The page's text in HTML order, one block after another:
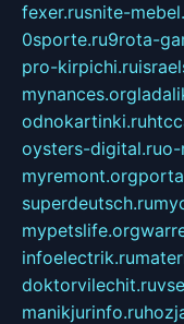
fexer.rusnite-
0sporte.ru9rota-
pro-kirpichi.ru
mynances.org
odnokartinki.ru
oysters-digital.ruo-
myremont.org
superdeutsch.ru
mypetslife.org
infoelectrik.ru
doktorvilechit.ru
manikjurinfo.ru